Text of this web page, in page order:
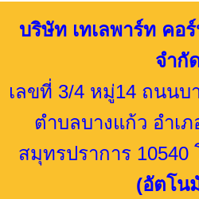
บริษัท เทเลพาร์ท คอ
จำกั
เลขที่ 3/4 หมู่14 ถนนบ
ตำบลบางแก้ว อำเ
สมุทรปราการ 10540
(อัตโน